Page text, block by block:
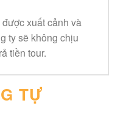
xuất cảnh và
ty sẽ không chịu
tiền tour.
TỰ